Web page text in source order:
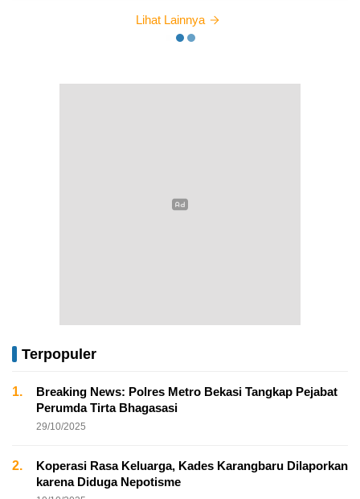
Lihat Lainnya
Terpopuler
1.
Breaking News: Polres Metro Bekasi Tangkap Pejabat
Perumda Tirta Bhagasasi
29/10/2025
2.
Koperasi Rasa Keluarga, Kades Karangbaru Dilaporkan
karena Diduga Nepotisme